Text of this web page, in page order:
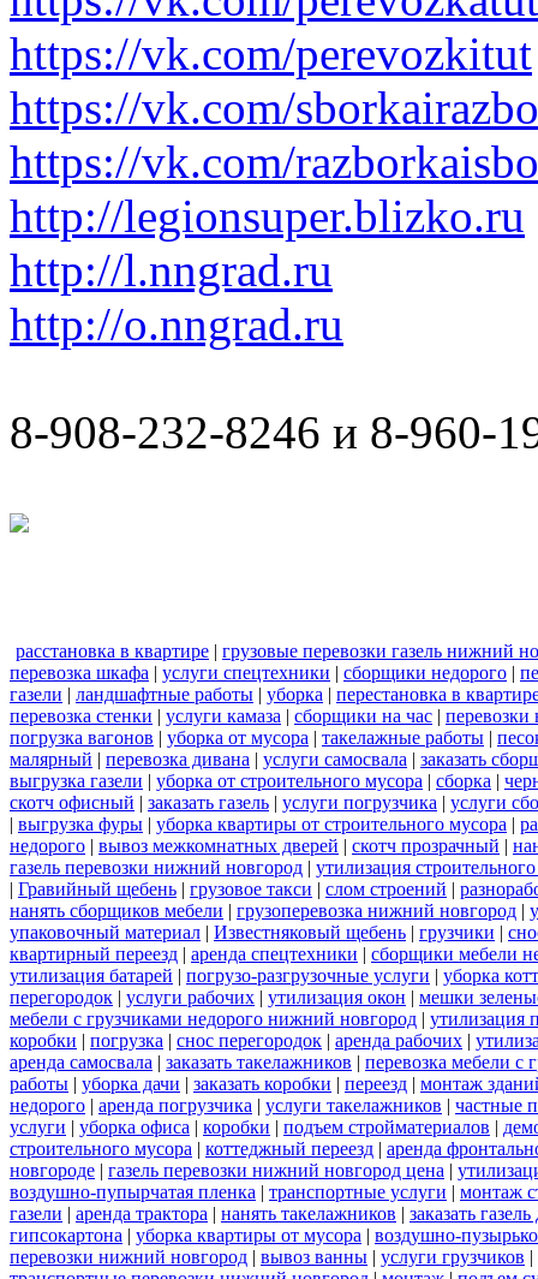
https://vk.com/perevozkitut
https://vk.com/
https://vk.com/
http://legionsuper.blizko.ru
http://l.nngrad.ru
http://o.nngrad.ru
8-908-232-8246 и 8-960-
расстановка в квартире | грузовые перевозки газель нижний
перевозка шкафа | услуги спецтехники | сборщики недорого |
газели | ландшафтные работы | уборка | перестановка в
перевозка стенки | услуги камаза | сборщики на час | перевозки
погрузка вагонов | уборка от мусора | такелажные работы |
малярный | перевозка дивана | услуги самосвала | заказать
выгрузка газели | уборка от строительного мусора | сборка |
скотч офисный | заказать газель | услуги погрузчика | услуги
| выгрузка фуры | уборка квартиры от строительного мусора |
недорого | вывоз межкомнатных дверей | скотч прозрачный |
газель перевозки нижний новгород | утилизация
| Гравийный щебень | грузовое такси | слом строений |
нанять сборщиков мебели | грузоперевозка нижний новгород |
упаковочный материал | Известняковый щебень | грузчики |
квартирный переезд | аренда спецтехники | сборщики мебели
утилизация батарей | погрузо-разгрузочные услуги | уборка
перегородок | услуги рабочих | утилизация окон | мешки
мебели с грузчиками недорого нижний новгород | утилизация
коробки | погрузка | снос перегородок | аренда рабочих |
аренда самосвала | заказать такелажников | перевозка мебели с
работы | уборка дачи | заказать коробки | переезд | монтаж
недорого | аренда погрузчика | услуги такелажников | частные
услуги | уборка офиса | коробки | подъем стройматериалов |
строительного мусора | коттеджный переезд | аренда
новгороде | газель перевозки нижний новгород цена |
воздушно-пупырчатая пленка | транспортные услуги | монтаж
газели | аренда трактора | нанять такелажников | заказать
гипсокартона | уборка квартиры от мусора | воздушно-
перевозки нижний новгород | вывоз ванны | услуги грузчиков |